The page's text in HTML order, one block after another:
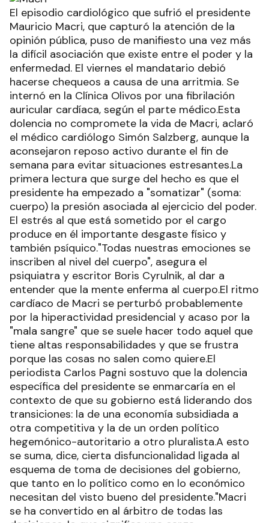
El episodio cardiológico que sufrió el presidente
Mauricio Macri, que capturó la atención de la
opinión pública, puso de manifiesto una vez más
la difícil asociación que existe entre el poder y la
enfermedad. El viernes el mandatario debió
hacerse chequeos a causa de una arritmia. Se
internó en la Clínica Olivos por una fibrilación
auricular cardíaca, según el parte médico.Esta
dolencia no compromete la vida de Macri, aclaró
el médico cardiólogo Simón Salzberg, aunque la
aconsejaron reposo activo durante el fin de
semana para evitar situaciones estresantes.La
primera lectura que surge del hecho es que el
presidente ha empezado a "somatizar" (soma:
cuerpo) la presión asociada al ejercicio del poder.
El estrés al que está sometido por el cargo
produce en él importante desgaste físico y
también psíquico."Todas nuestras emociones se
inscriben al nivel del cuerpo", asegura el
psiquiatra y escritor Boris Cyrulnik, al dar a
entender que la mente enferma al cuerpo.El ritmo
cardíaco de Macri se perturbó probablemente
por la hiperactividad presidencial y acaso por la
"mala sangre" que se suele hacer todo aquel que
tiene altas responsabilidades y que se frustra
porque las cosas no salen como quiere.El
periodista Carlos Pagni sostuvo que la dolencia
específica del presidente se enmarcaría en el
contexto de que su gobierno está liderando dos
transiciones: la de una economía subsidiada a
otra competitiva y la de un orden político
hegemónico-autoritario a otro pluralista.A esto
se suma, dice, cierta disfuncionalidad ligada al
esquema de toma de decisiones del gobierno,
que tanto en lo político como en lo económico
necesitan del visto bueno del presidente."Macri
se ha convertido en al árbitro de todas las